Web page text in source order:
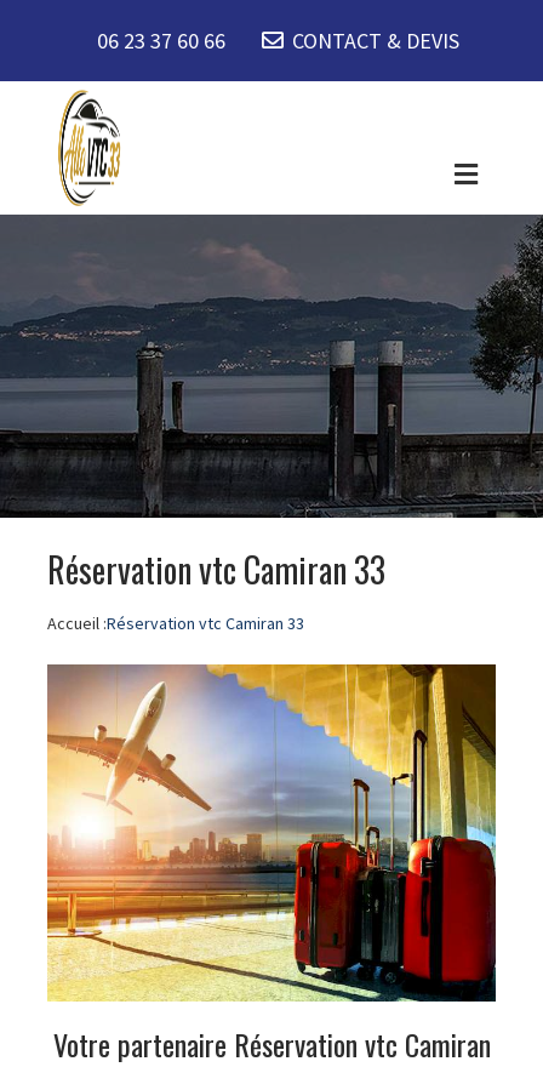
06 23 37 60 66 CONTACT & DEVIS
Réservation vtc Camiran 33
Accueil :Réservation vtc Camiran 33
Votre partenaire Réservation vtc Camiran